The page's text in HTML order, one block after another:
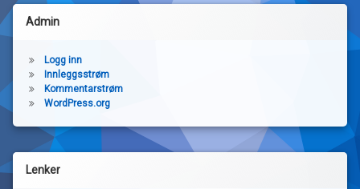
Admin
Logg inn
Innleggsstrøm
Kommentarstrøm
WordPress.org
Lenker